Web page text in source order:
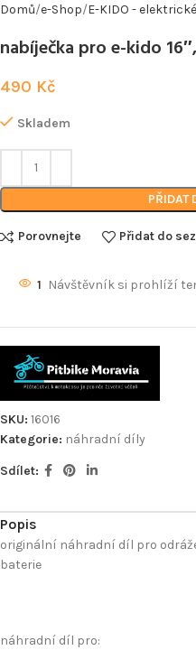
Domů e-Shop E-KIDO -
nabíječka pro e-kido
490 Kč
Skladem
PŘIDAT
Porovnejte Přidat do
1 Návštěvník si prohlíží
SKU: 16016
Kategorie: náhradní díly
Sdílet:
Popis
originální náhradní díl pro
baterie
náhradní díl pro: